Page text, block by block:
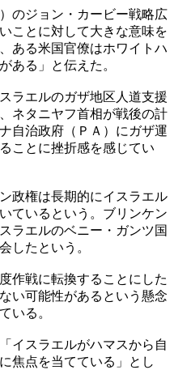
のジョン・カービー戦略広
ことに対して大きな意味を
ある米国官僚はホワイトハ
ある」と伝えた。
ラエルのガザ地区人道支援
ネタニヤフ首相が戦後の計
自治政府（ＰＡ）にガザ運
ことに挫折感を感じてい
政権は長期的にイスラエル
ているという。ブリンケン
ラエルのベニー・ガンツ国
したという。
作戦に転換することにした
い可能性があるという懸念
いる。
イスラエルがハマスから自
焦点を当てている」とし